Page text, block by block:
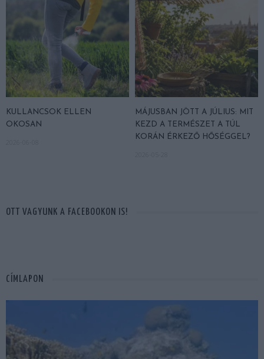
KULLANCSOK ELLEN
OKOSAN
MÁJUSBAN JÖTT A JÚLIUS: MIT
KEZD A TERMÉSZET A TÚL
KORÁN ÉRKEZŐ HŐSÉGGEL?
OTT VAGYUNK A FACEBOOKON IS!
CÍMLAPON